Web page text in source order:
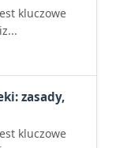
kluczowe
zasady,
kluczowe